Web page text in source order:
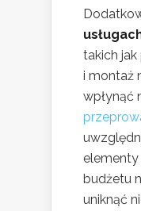
takich
i montaż
wpłynąć
budżetu
uniknąć